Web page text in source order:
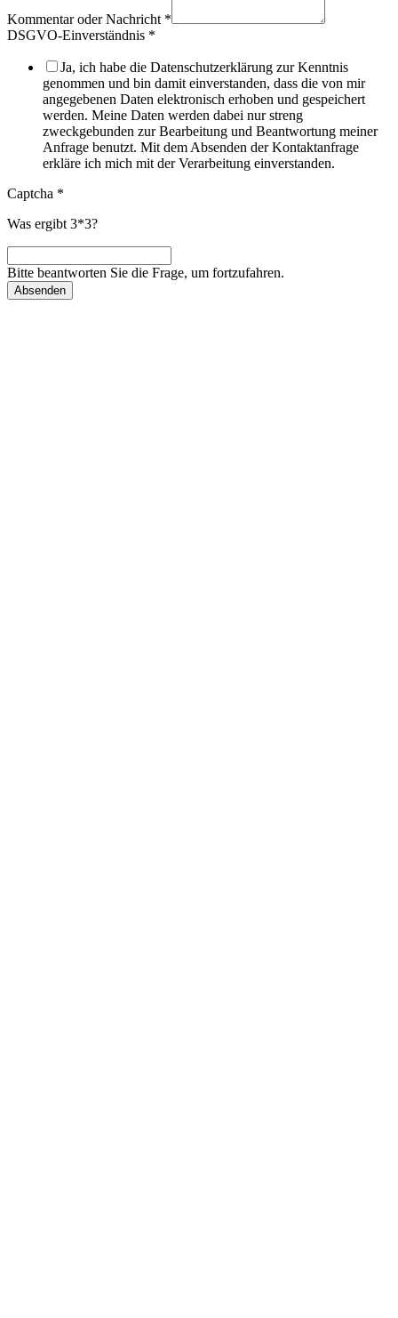
Kommentar oder Nachricht *
DSGVO-Einverständnis *
Ja, ich habe die Datenschutzerklärung zur Kenntnis
genommen und bin damit einverstanden, dass die von mir
angegebenen Daten elektronisch erhoben und gespeichert
werden. Meine Daten werden dabei nur streng
zweckgebunden zur Bearbeitung und Beantwortung meiner
Anfrage benutzt. Mit dem Absenden der Kontaktanfrage
erkläre ich mich mit der Verarbeitung einverstanden.
Captcha *
Was ergibt 3*3?
Bitte beantworten Sie die Frage, um fortzufahren.
Absenden